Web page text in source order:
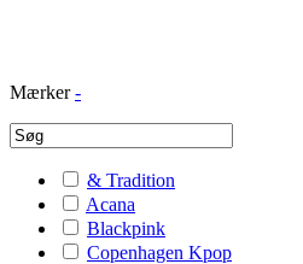
Mærker -
& Tradition
Acana
Blackpink
Copenhagen Kpop